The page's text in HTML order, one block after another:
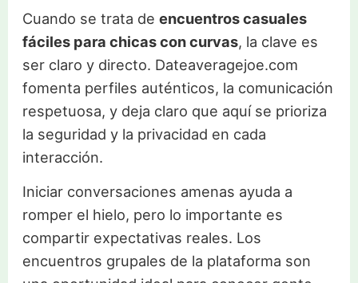
Cuando se trata de encuentros casuales
fáciles para chicas con curvas, la clave es
ser claro y directo. Dateaveragejoe.com
fomenta perfiles auténticos, la comunicación
respetuosa, y deja claro que aquí se prioriza
la seguridad y la privacidad en cada
interacción.
Iniciar conversaciones amenas ayuda a
romper el hielo, pero lo importante es
compartir expectativas reales. Los
encuentros grupales de la plataforma son